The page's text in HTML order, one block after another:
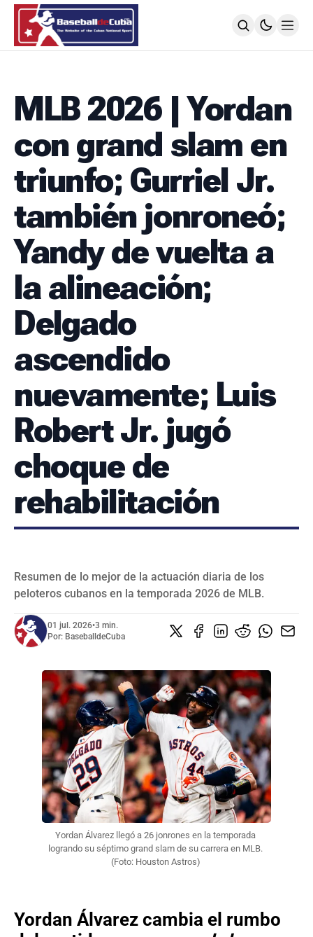
MLB
TODOS LOS JUEGOS
SIGUIENDO A LOS CUBANOS
LIGA ÉLITE
CALENDARIO
POSICIONES
64 SNB
POSTEMPORADA
POSICIONES
SUBVALORADOS DEL BÉISBOL CUBANO
SERIES NACIONALES
EVENTOS INTERNACIONALES
CLÁSICO MUNDIAL DE BÉISBOL 2026
VIDEOS
MLB 2026 | Yordan
con grand slam en
triunfo; Gurriel Jr.
también jonroneó;
Yandy de vuelta a
la alineación;
Delgado
ascendido
nuevamente; Luis
Robert Jr. jugó
choque de
rehabilitación
Resumen de lo mejor de la actuación diaria de los
peloteros cubanos en la temporada 2026 de MLB.
01 jul. 2026•3 min.
Por: BaseballdeCuba
Yordan Álvarez llegó a 26 jonrones en la temporada
logrando su séptimo grand slam de su carrera en MLB.
(Foto: Houston Astros)
Yordan Álvarez cambia el rumbo